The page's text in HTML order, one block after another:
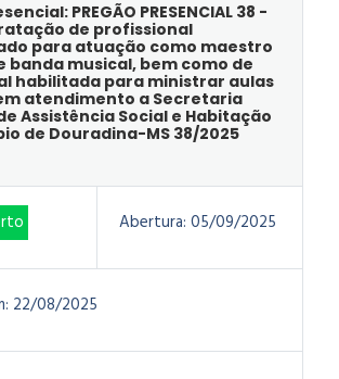
PREGÃO PRESENCIAL 38 -
de profissional
para atuação como maestro
banda musical, bem como de
habilitada para ministrar aulas
atendimento a Secretaria
Assistência Social e Habitação
de Douradina-MS 38/2025
Abertura: 05/09/2025
22/08/2025